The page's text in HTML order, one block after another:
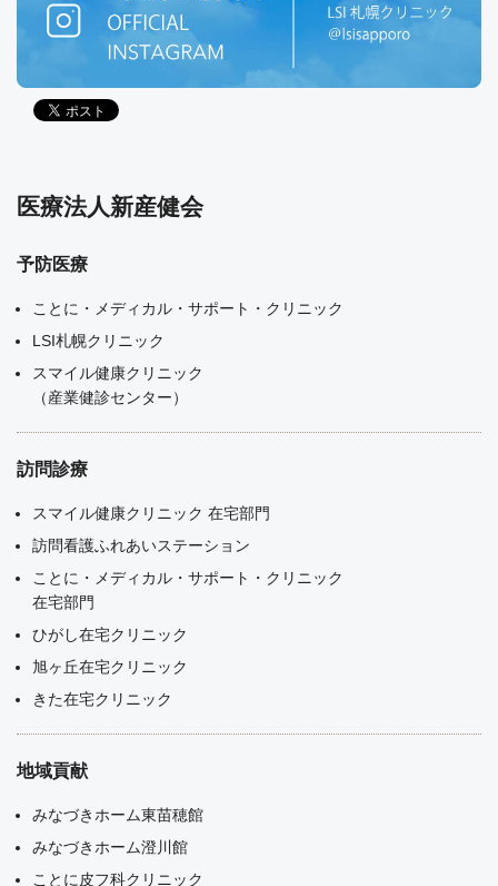
医療法人新産健会
予防医療
ことに・メディカル・サポート・クリニック
LSI札幌クリニック
スマイル健康クリニック
（産業健診センター）
訪問診療
スマイル健康クリニック 在宅部門
訪問看護ふれあいステーション
ことに・メディカル・サポート・クリニック
在宅部門
ひがし在宅クリニック
旭ヶ丘在宅クリニック
きた在宅クリニック
地域貢献
みなづきホーム東苗穂館
みなづきホーム澄川館
ことに皮フ科クリニック